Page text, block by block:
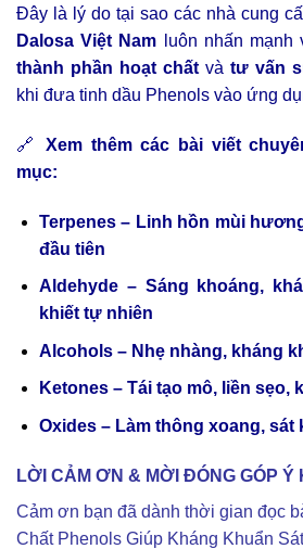
Đây là lý do tại sao các nhà cung
Dalosa Việt Nam luôn nhấn mạnh
thành phần hoạt chất và tư vấn
khi đưa tinh dầu Phenols vào ứng
🔗Xem thêm các bài viết
mục:
Terpenes – Linh hồn mùi
đầu tiên
Aldehyde – Sáng khoáng,
khiết tự nhiên
Alcohols – Nhẹ nhàng, kháng
Ketones – Tái tạo mô, liền sẹo,
Oxides – Làm thông xoang, sát
LỜI CẢM ƠN & MỜI ĐÓNG GÓP Ý
Cảm ơn bạn đã dành thời gian đọc
Chất Phenols Giúp Kháng Khuẩn